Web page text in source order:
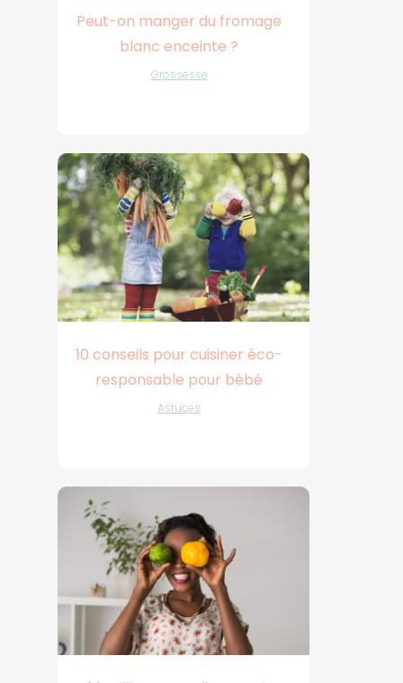
Peut-on manger du fromage
blanc enceinte ?
Grossesse
10 conseils pour cuisiner éco-
responsable pour bébé
Astuces